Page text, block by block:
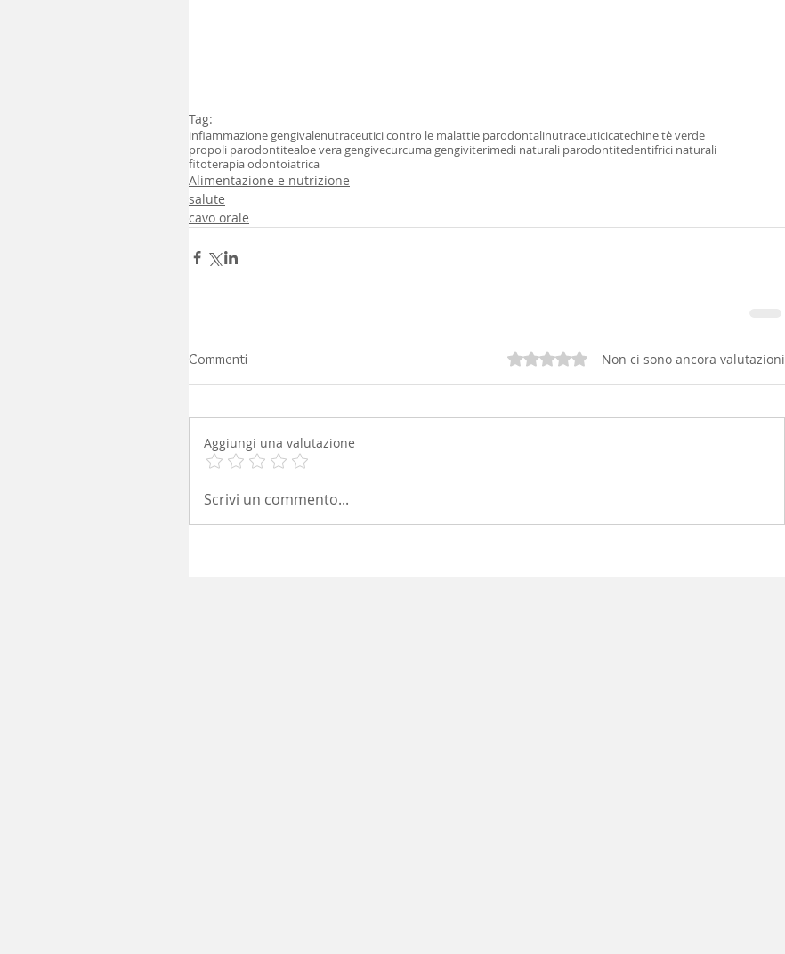
Tag:
infiammazione gengivalenutraceutici contro le malattie parodontalinutraceuticicatechine tè verde
propoli parodontitealoe vera gengivecurcuma gengiviterimedi naturali parodontitedentifrici naturali
fitoterapia odontoiatrica
Alimentazione e nutrizione
salute
cavo orale
Commenti Valutazione 0 stelle su 5.Non ci sono ancora valutazioni
Aggiungi una valutazione
Scrivi un commento...